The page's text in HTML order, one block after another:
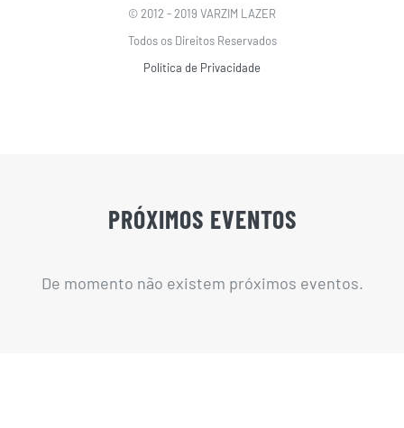
© 2012 - 2019 VARZIM LAZER
Todos os Direitos Reservados
Política de Privacidade
PRÓXIMOS EVENTOS
De momento não existem próximos eventos.